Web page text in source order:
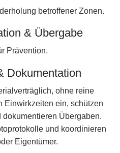
betroffener Zonen.
& Übergabe
Prävention.
Dokumentation
ohne reine
Einwirkzeiten ein, schützen
Übergaben.
und koordinieren
Eigentümer.